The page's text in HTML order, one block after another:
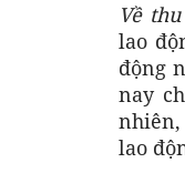
Về
lao
động
nay
nhiên,
lao